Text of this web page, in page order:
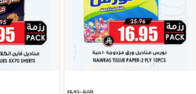
SAR ٢٥.٩٦٠